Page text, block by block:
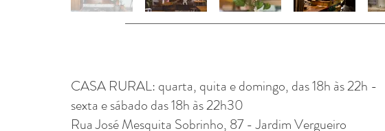
CASA RURAL: quarta, quita e domingo, das 18h às 22h -
sexta e sábado das 18h às 22h30
Rua José Mesquita Sobrinho, 87 - Jardim Vergueiro